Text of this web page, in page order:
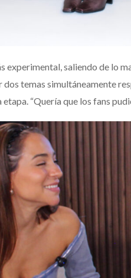
experimental, saliendo de lo
temas simultáneamente
“Quería que los fans